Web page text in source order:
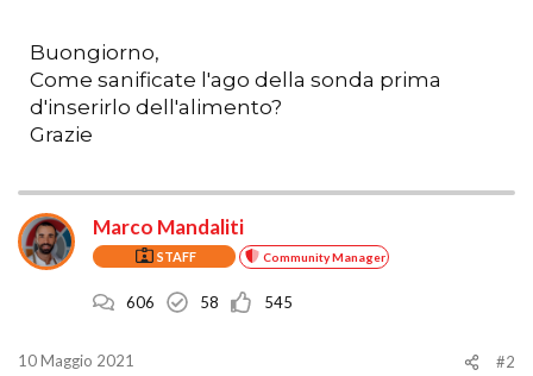
Buongiorno,
Come sanificate l'ago della sonda prima
d'inserirlo dell'alimento?
Grazie
Marco Mandaliti
STAFF Community Manager
606 58 545
10 Maggio 2021 #2